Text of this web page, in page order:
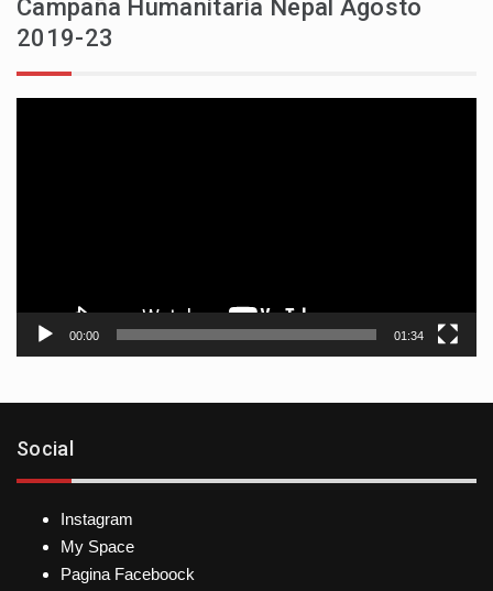
Campaña Humanitaria Nepal Agosto
2019-23
00:00 01:34
Social
Instagram
My Space
Pagina Faceboock